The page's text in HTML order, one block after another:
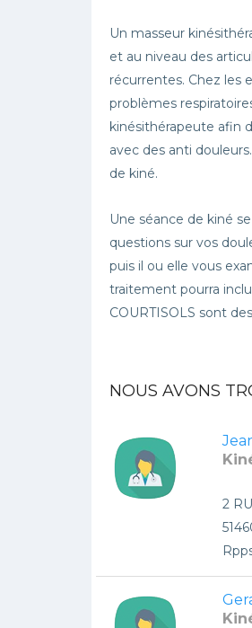
Un masseur
et au niveau des
récurrentes. Chez les
problèmes
kinésithérapeute afin
avec des anti
de kiné.
Une séance de kiné
questions sur vos
puis il ou elle vous
traitement pourra
COURTISOLS sont
NOUS AVONS
2